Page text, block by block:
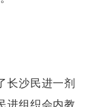
沙民进一剂